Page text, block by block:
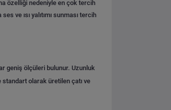
özelliği nedeniyle en çok tercih
ve ısı yalıtımı sunması tercih
geniş ölçüleri bulunur. Uzunluk
standart olarak üretilen çatı ve